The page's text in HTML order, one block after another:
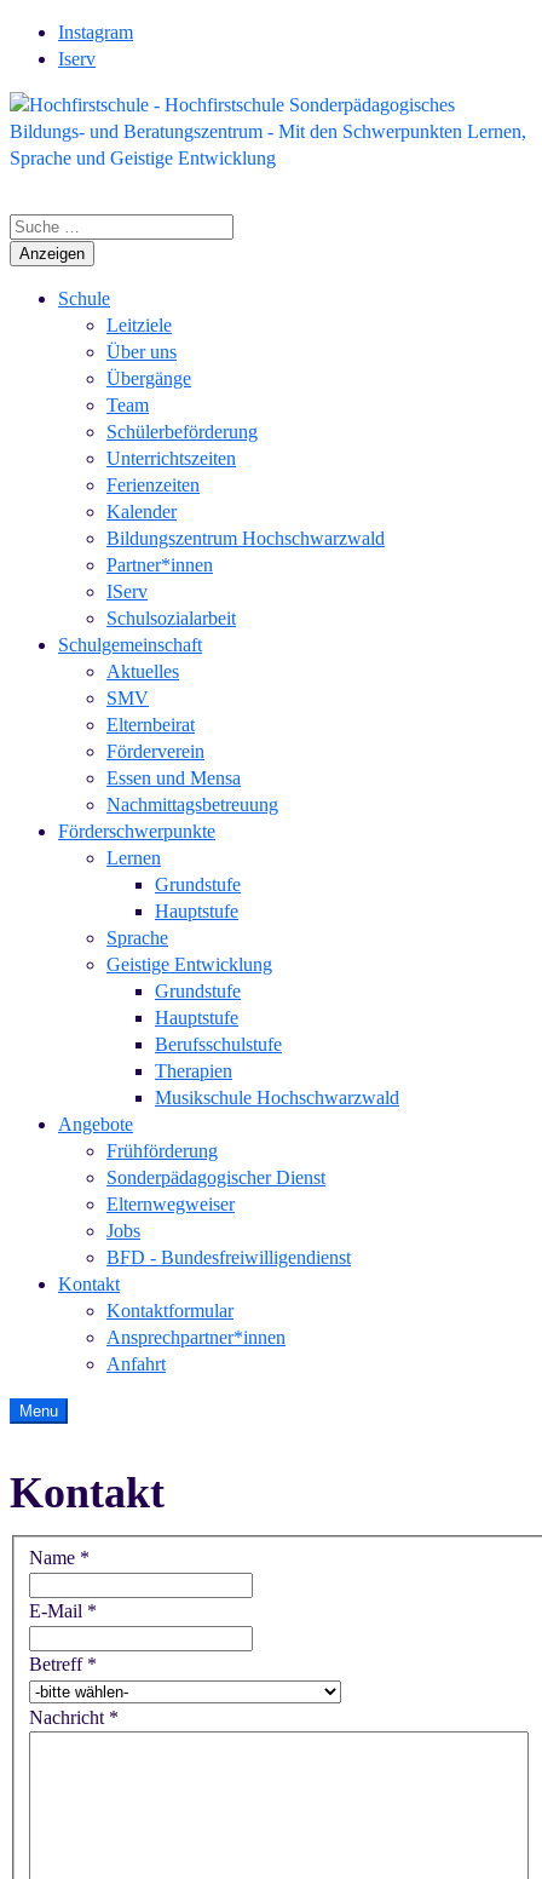
Instagram
Iserv
Anzeigen
Schule
Leitziele
Über uns
Übergänge
Team
Schülerbeförderung
Unterrichtszeiten
Ferienzeiten
Kalender
Bildungszentrum Hochschwarzwald
Partner*innen
IServ
Schulsozialarbeit
Schulgemeinschaft
Aktuelles
SMV
Elternbeirat
Förderverein
Essen und Mensa
Nachmittagsbetreuung
Förderschwerpunkte
Lernen
Grundstufe
Hauptstufe
Sprache
Geistige Entwicklung
Grundstufe
Hauptstufe
Berufsschulstufe
Therapien
Musikschule Hochschwarzwald
Angebote
Frühförderung
Sonderpädagogischer Dienst
Elternwegweiser
Jobs
BFD - Bundesfreiwilligendienst
Kontakt
Kontaktformular
Ansprechpartner*innen
Anfahrt
Menu
Kontakt
Name *
E-Mail *
Betreff*
Nachricht *